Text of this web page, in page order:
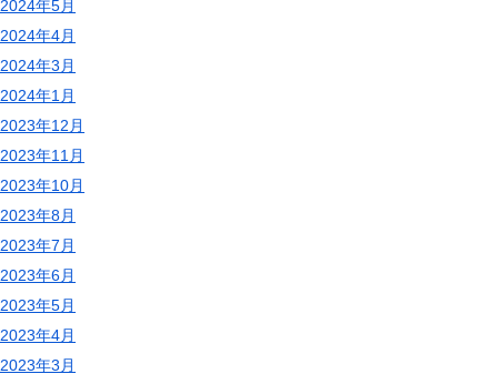
2024年5月
2024年4月
2024年3月
2024年1月
2023年12月
2023年11月
2023年10月
2023年8月
2023年7月
2023年6月
2023年5月
2023年4月
2023年3月